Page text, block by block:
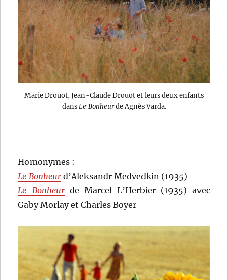
Marie Drouot, Jean-Claude Drouot et leurs deux enfants
dans Le Bonheurde Agnès Varda.
Homonymes :
Le Bonheur d’Aleksandr Medvedkin (1935)
Le Bonheurde Marcel L’Herbier (1935) avec
Gaby Morlay et Charles Boyer